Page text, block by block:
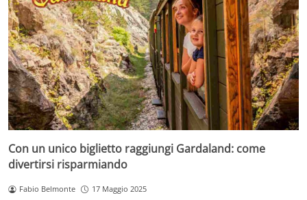
Con un unico biglietto raggiungi Gardaland: come
divertirsi risparmiando
Fabio Belmonte 17 Maggio 2025